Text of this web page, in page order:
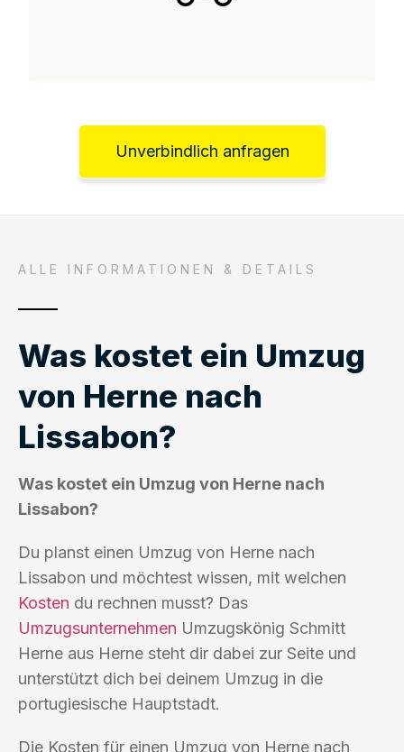
Unverbindlich anfragen
ALLE INFORMATIONEN & DETAILS
Was kostet ein Umzug
von Herne nach
Lissabon?
Was kostet ein Umzug von Herne nach
Lissabon?
Du planst einen Umzug von Herne nach
Lissabon und möchtest wissen, mit welchen
Kosten du rechnen musst? Das
Umzugsunternehmen Umzugskönig Schmitt
Herne aus Herne steht dir dabei zur Seite und
unterstützt dich bei deinem Umzug in die
portugiesische Hauptstadt.
Die Kosten für einen Umzug von Herne nach